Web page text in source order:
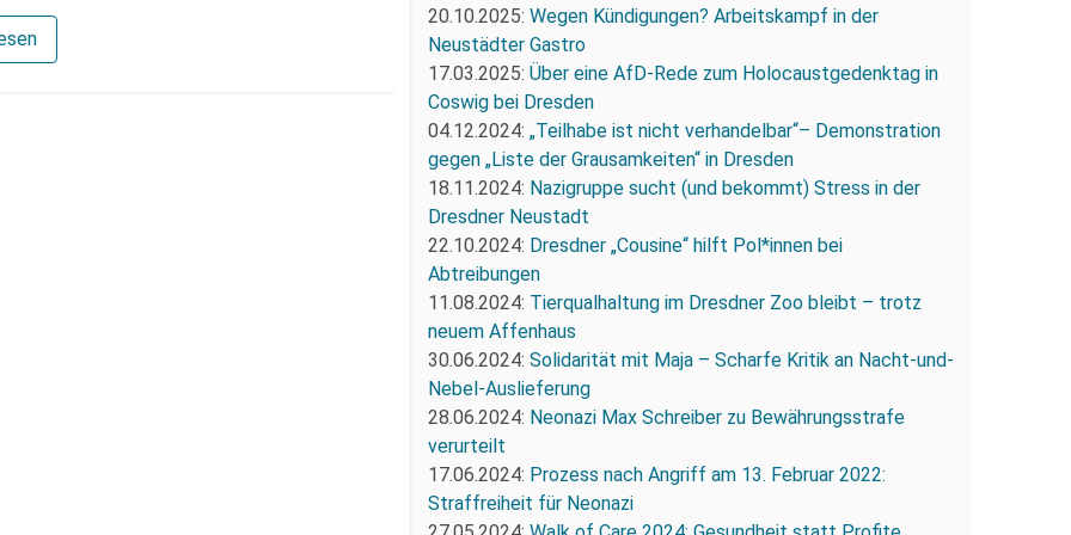
20.10.2025: Wegen Kündigungen? Arbeitskampf in der
Neustädter Gastro
17.03.2025: Über eine AfD-Rede zum Holocaustgedenktag in
Coswig bei Dresden
04.12.2024: „Teilhabe ist nicht verhandelbar“– Demonstration
gegen „Liste der Grausamkeiten“ in Dresden
18.11.2024: Nazigruppe sucht (und bekommt) Stress in der
Dresdner Neustadt
22.10.2024: Dresdner „Cousine“ hilft Pol*innen bei
Abtreibungen
11.08.2024: Tierqualhaltung im Dresdner Zoo bleibt – trotz
neuem Affenhaus
30.06.2024: Solidarität mit Maja – Scharfe Kritik an Nacht-und-
Nebel-Auslieferung
28.06.2024: Neonazi Max Schreiber zu Bewährungsstrafe
verurteilt
17.06.2024: Prozess nach Angriff am 13. Februar 2022:
Straffreiheit für Neonazi